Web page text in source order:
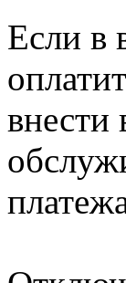
Если в
внести